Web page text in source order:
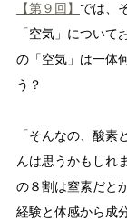
【第９回】 では、
「空気」について
の「空気」は一体
う？
「そんなの、酸
んは思うかもしれ
の８割は窒素だと
経験と体感から成